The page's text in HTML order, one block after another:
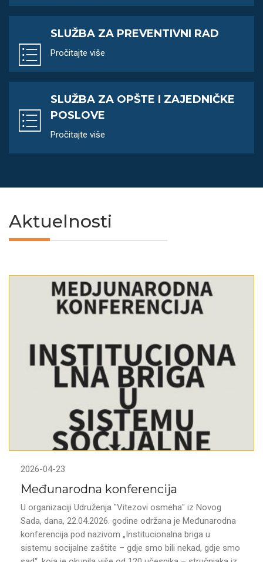
SLUŽBA ZA PREVENTIVNI RAD
Pročitajte više
SLUŽBA ZA OPŠTE I ZAJEDNIČKE
POSLOVE
Pročitajte više
Aktuelnosti
2026-04-23
Međunarodna konferencija
U organizaciji Udruženja "Vitezovi osmeha" iz Novog
Sada, dana, 22.04.2026. godine održana je Međunarodna
konferencija pod nazivom „Institucionalna briga u
sistemu socijalne zaštite – gdje smo bili nekad, gdje smo